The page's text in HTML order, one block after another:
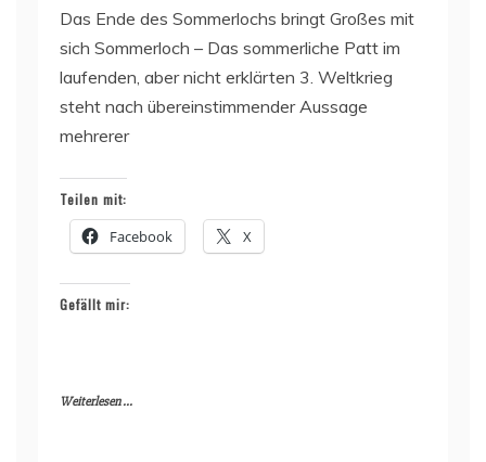
Das Ende des Sommerlochs bringt Großes mit
sich Sommerloch – Das sommerliche Patt im
laufenden, aber nicht erklärten 3. Weltkrieg
steht nach übereinstimmender Aussage
mehrerer
Teilen mit:
Facebook X
Gefällt mir:
Weiterlesen ...